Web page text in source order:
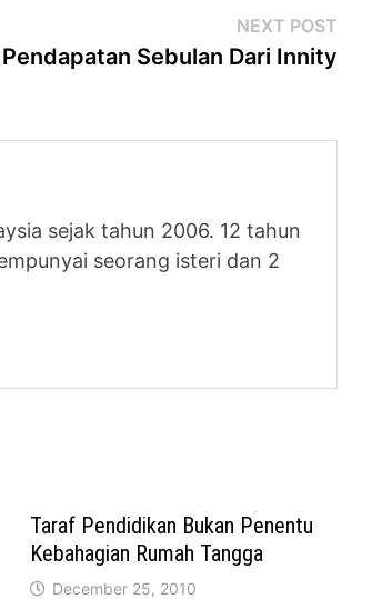
NEXT POSTNext
Pendapatan Sebulan Dari Innity
sejak tahun 2006. 12 tahun
seorang isteri dan 2
Taraf Pendidikan Bukan Penentu
Kebahagian Rumah Tangga
December 25, 2010